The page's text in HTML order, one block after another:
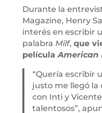
Durante la
Magazine, Henry
interés en escribir
palabra Milf, que
película American
“Quería escribir
justo me llegó
con Inti y
talentosos”,